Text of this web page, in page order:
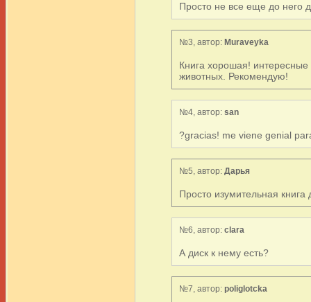
Просто не все еще до него
№3, автор: Muraveyka
Книга хорошая!
животных. Рекомендую!
№4, автор: san
?gracias! me viene genial
№5, автор: Дарья
Просто изумительная книга
№6, автор: clara
А диск к нему есть?
№7, автор: poliglotcka